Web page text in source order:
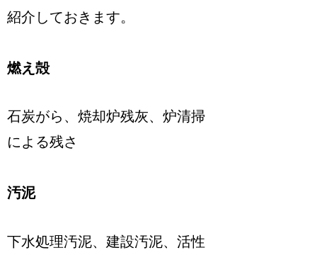
紹介しておきます。
燃え殻
石炭がら、焼却炉残灰、炉清掃
による残さ
汚泥
下水処理汚泥、建設汚泥、活性